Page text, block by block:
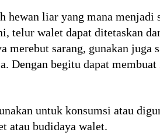
hewan liar yang mana menjadi
telur walet dapat ditetaskan
sarang, gunakan juga
Dengan begitu dapat membuat
untuk konsumsi atau
atau budidaya walet.